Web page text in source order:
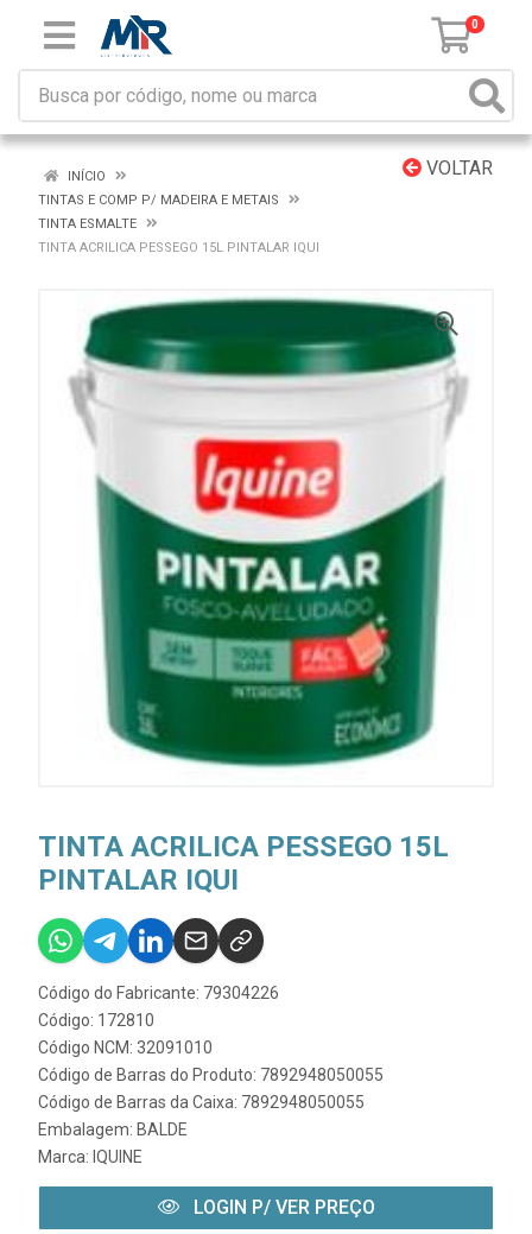
0
VOLTAR
INÍCIO
TINTAS E COMP P/ MADEIRA E METAIS
TINTA ESMALTE
TINTA ACRILICA PESSEGO 15L PINTALAR IQUI
TINTA ACRILICA PESSEGO 15L
PINTALAR IQUI
Código do Fabricante: 79304226
Código: 172810
Código NCM: 32091010
Código de Barras do Produto: 7892948050055
Código de Barras da Caixa: 7892948050055
Embalagem: BALDE
Marca: IQUINE
LOGIN P/ VER PREÇO